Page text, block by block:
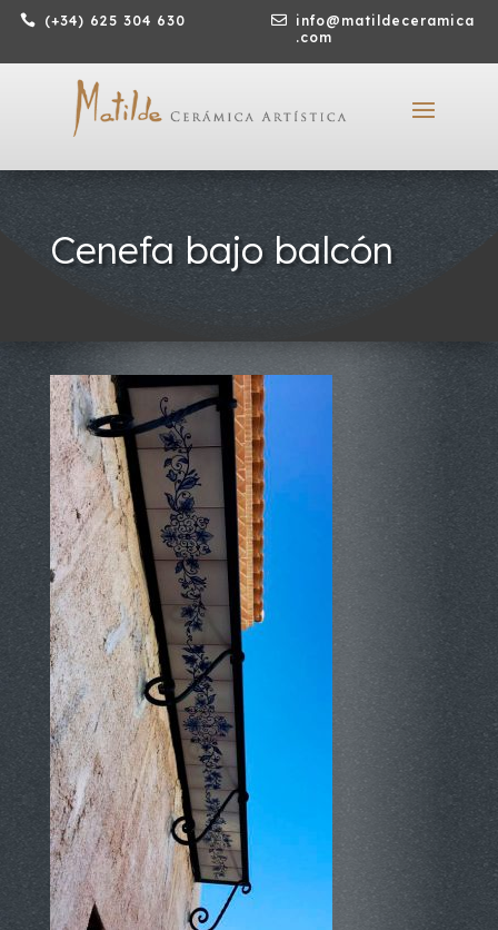
 (+34) 625 304 630 
info@matildeceramica
.com
Cenefa bajo balcón